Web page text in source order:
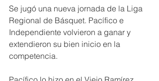
Se jugó una nueva jornada de la Liga
Regional de Básquet. Pacífico e
Independiente volvieron a ganar y
extendieron su bien inicio en la
competencia.